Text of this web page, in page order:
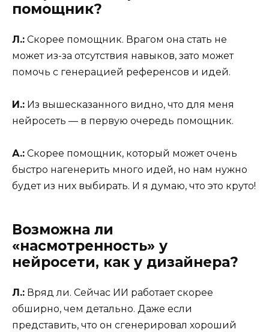
помощник?
Л.: Скорее помощник. Врагом она стать не
может из-за отсутствия навыков, зато может
помочь с генерацией референсов и идей.
И.: Из вышесказанного видно, что для меня
нейросеть — в первую очередь помощник.
А.: Скорее помощник, который может очень
быстро нагенерить много идей, но нам нужно
будет из них выбирать. И я думаю, что это круто!
Возможна ли
«насмотренность» у
нейросети, как у дизайнера?
Л.: Вряд ли. Сейчас ИИ работает скорее
обширно, чем детально. Даже если
представить, что он сгенерировал хороший